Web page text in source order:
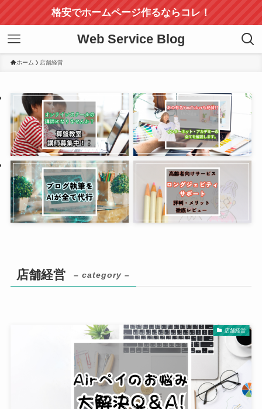
格安でホームページ作るならコレ！
Web Service Blog
ホーム 店舗経営
店舗経営 – category –
店舗経営